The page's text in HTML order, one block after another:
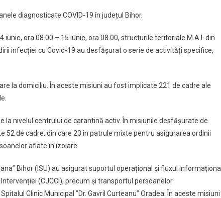
diagnosticate COVID-19 în județul Bihor.
ora 08.00 – 15 iunie, ora 08.00, structurile teritoriale M.A.I. din
infecției cu Covid-19 au desfășurat o serie de activități specifice,
la domiciliu. În aceste misiuni au fost implicate 221 de cadre ale
la nivelul centrului de carantină activ. În misiunile desfășurate de
de cadre, din care 23 în patrule mixte pentru asigurarea ordinii
aflate în izolare.
Bihor (ISU) au asigurat suportul operațional și fluxul informațional
(CJCCI), precum și transportul persoanelor
Clinic Municipal ”Dr. Gavril Curteanu” Oradea. În aceste misiuni